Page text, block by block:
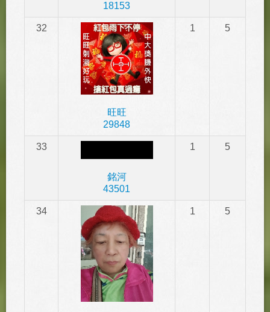
18153
32
旺旺
29848
1 5
33
銘河
43501
1 5
34 1 5